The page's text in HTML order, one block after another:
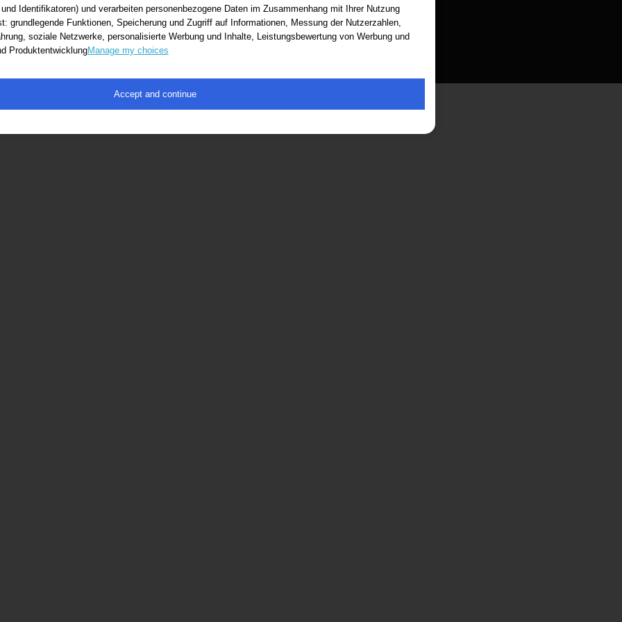
Identifikatoren) und verarbeiten personenbezogene Daten im Zusammenhang mit Ihrer Nutzung
grundlegende Funktionen, Speicherung und Zugriff auf Informationen, Messung der Nutzerzahlen,
soziale Netzwerke, personalisierte Werbung und Inhalte, Leistungsbewertung von Werbung und
ProduktentwicklungManage my choices
Accept and continue
found